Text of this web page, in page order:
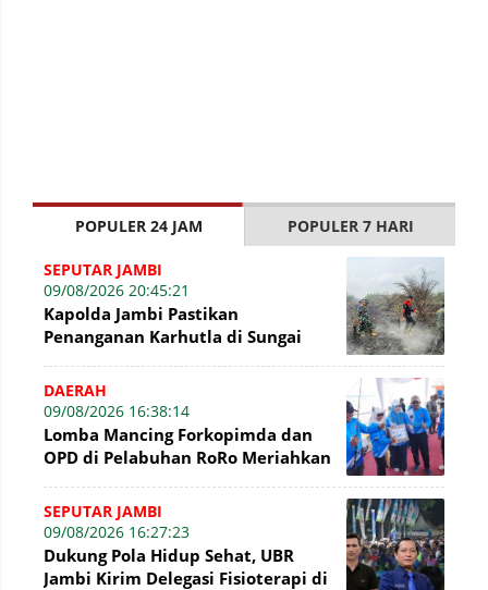
POPULER 24 JAM POPULER 7 HARI
SEPUTAR JAMBI
09/08/2026 20:45:21
Kapolda Jambi Pastikan
Penanganan Karhutla di Sungai
DAERAH
09/08/2026 16:38:14
Lomba Mancing Forkopimda dan
OPD di Pelabuhan RoRo Meriahkan
Barat
SEPUTAR JAMBI
09/08/2026 16:27:23
Dukung Pola Hidup Sehat, UBR
Jambi Kirim Delegasi Fisioterapi di